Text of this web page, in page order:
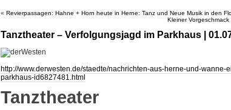
« Revierpassagen: Hahne + Horn heute in Herne: Tanz und Neue Musik in den
Kleiner Vorgeschmack
Tanztheater – Verfolgungsjagd im Parkhaus |
http://www.derwesten.de/staedte/nachrichten-aus-herne-und-wanne-
parkhaus-id6827481.html
Tanztheater